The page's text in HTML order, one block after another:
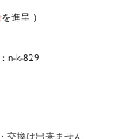
を進呈
n-k-829